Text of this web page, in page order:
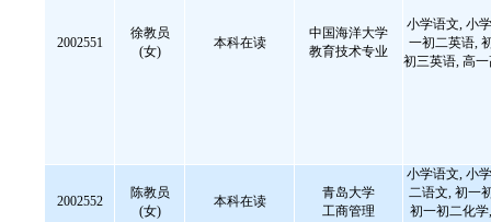
2002551
徐教员
(女)
本科在读
中国海洋大学
教育技术专业
小学语文, 小
一初二英语,
初三英语, 高
2002552
陈教员
(女)
本科在读
青岛大学
工商管理
小学语文, 小
二语文, 初一
初一初二化